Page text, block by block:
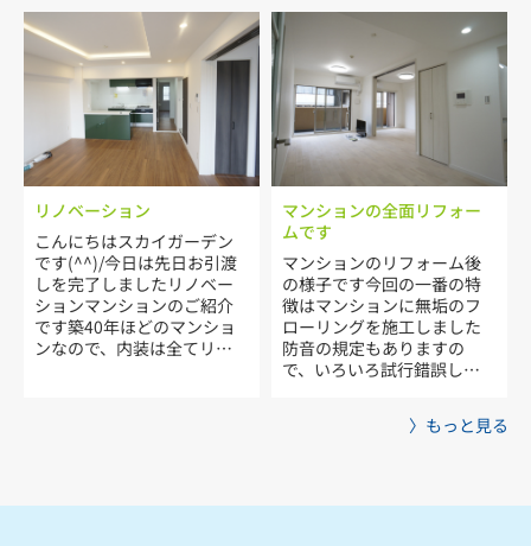
相談があり、いざ現地に向
かいましたがお打合せの前
に室内で違和感がありまし
た一階が店舗なので普通の
家とは変わった作りになっ
ています基礎の部分をよく
みると壁の色が一部変わっ
ていますこれはホントよく
見ないとわからないのです
が見慣れていると違和感を
測をして何が起きているか
考えましたこの時点ではシ
ロアリの被害も発生してい
ませんのでいろいろ考えま
す念の為外も見ますと、蟻
道がありましたそこで急遽
せの段階でお施主様と完成
のイメージをじっくり共有
させていただきましてその
イメージに向かって工事い
たしましたパソコンのCAD
のイメージパースが大活躍
です重要に思っていたのが
工事前の雰囲気をどこまで
残せるか。という事でした
解体して出てきた柱、梁、
太鼓梁を見せたいのでどこ
をお施主様と大工さんと私
で何度もした事はよく覚え
ていますそしてようやく完
成です♪喜んでいただけた
お施主様のご様子は大...
リノベーション
こんにちはスカイガーデン
です(^^)/今日は先日お引渡
しを完了しましたリノベー
ションマンションのご紹介
です築40年ほどのマンショ
ンなので、内装は全てリノ
マンションの全面リフォー
ムです
マンションのリフォーム後
の様子です今回の一番の特
徴はマンションに無垢のフ
ローリングを施工しました
防音の規定もありますの
で、いろいろ試行錯誤し基
ームをお考えの方、ご相談
〉もっと見る